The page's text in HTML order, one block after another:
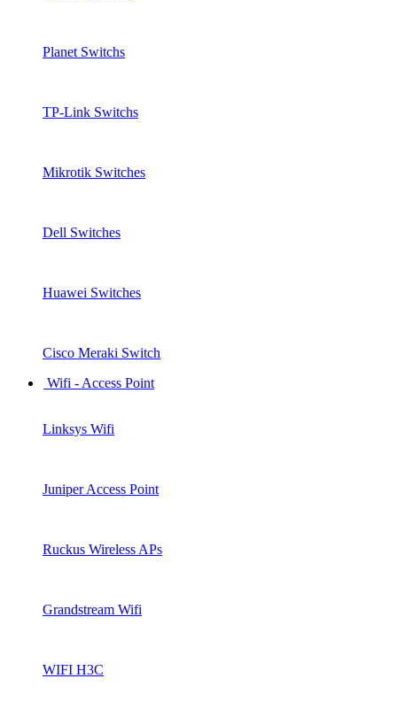
Planet Switchs
TP-Link Switchs
Mikrotik Switches
Dell Switches
Huawei Switches
Cisco Meraki Switch
Wifi - Access Point
Linksys Wifi
Juniper Access Point
Ruckus Wireless APs
Grandstream Wifi
WIFI H3C